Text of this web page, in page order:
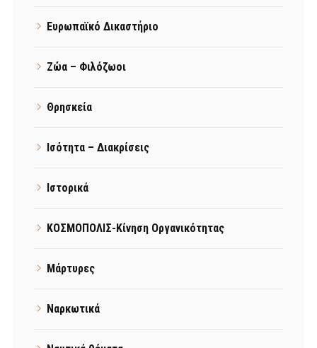
Ευρωπαϊκό Δικαστήριο
Ζώα – Φιλόζωοι
Θρησκεία
Ισότητα – Διακρίσεις
Ιστορικά
ΚΟΣΜΟΠΟΛΙΣ-Κίνηση Οργανικότητας
Μάρτυρες
Ναρκωτικά